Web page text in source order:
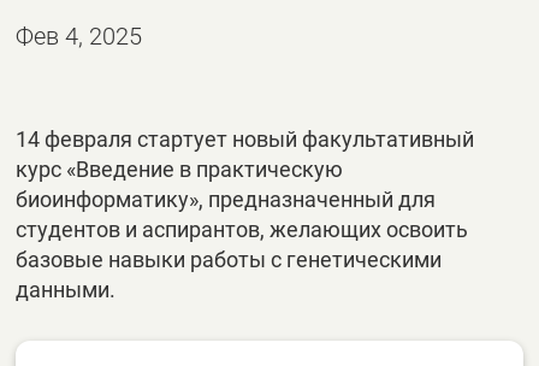
Фев 4, 2025
14 февраля стартует новый факультативный
курс «Введение в практическую
биоинформатику», предназначенный для
студентов и аспирантов, желающих освоить
базовые навыки работы с генетическими
данными.